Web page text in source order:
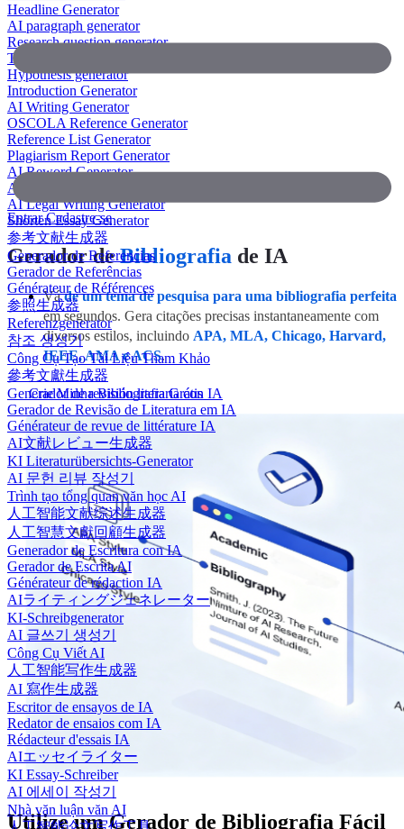
Headline Generator
AI paragraph generator
Research question generator
Thesis paragraph generator
Hypothesis generator
Introduction Generator
AI Writing Generator
OSCOLA Reference Generator
Reference List Generator
Plagiarism Report Generator
AI Reword Generator
AI Bullet Point Generator
AI Legal Writing Generator
Shorten Essay Generator
参考文献生成器
Generador de Referencias
Gerador de Referências
Générateur de Références
参照生成器
Referenzgenerator
참조 생성기
Công Cụ Tạo Tài Liệu Tham Khảo
參考文獻生成器
Generador de revisión literaria con IA
Gerador de Revisão de Literatura em IA
Générateur de revue de littérature IA
AI文献レビュー生成器
KI Literaturübersichts-Generator
AI 문헌 리뷰 작성기
Trình tạo tổng quan văn học AI
人工智能文献综述生成器
人工智慧文獻回顧生成器
Generador de Escritura con IA
Gerador de Escrita AI
Générateur de rédaction IA
AIライティングジェネレーター
KI-Schreibgenerator
AI 글쓰기 생성기
Công Cụ Viết AI
人工智能写作生成器
AI 寫作生成器
Escritor de ensayos de IA
Redator de ensaios com IA
Rédacteur d'essais IA
AIエッセイライター
KI Essay-Schreiber
AI 에세이 작성기
Nhà văn luận văn AI
EntrarCadastre-se
Gerador deBibliografia de IA
Váde um tema de pesquisa para uma bibliografia perfeita
em segundos. Gera citações precisas instantaneamente com
diversos estilos, incluindo APA, MLA, Chicago, Harvard,
IEEE, AMA e ACS.
Crie Minha Bibliografia Grátis
Utilize um Gerador de Bibliografia Fácil